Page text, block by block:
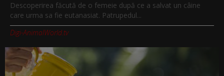
Descoperirea făcută de o femeie după ce a salvat un câine
care urma sa fie eutanasiat. Patrupedul...
Digi-AnimalWorld.tv